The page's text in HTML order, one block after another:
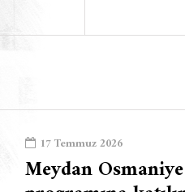
17 Temmuz 2026
Meydan